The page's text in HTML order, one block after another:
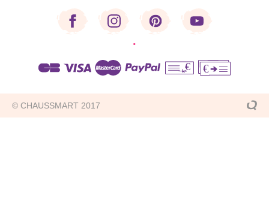
·
€ €
© CHAUSSMART 2017